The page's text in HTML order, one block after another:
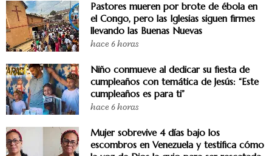
Pastores mueren por brote de ébola en
el Congo, pero las Iglesias siguen firmes
llevando las Buenas Nuevas
hace 6 horas
Niño conmueve al dedicar su fiesta de
cumpleaños con temática de Jesús: “Este
cumpleaños es para ti”
hace 6 horas
Mujer sobrevive 4 días bajo los
escombros en Venezuela y testifica cómo